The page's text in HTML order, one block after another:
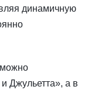
динамичную
можно
Джульетта», а в